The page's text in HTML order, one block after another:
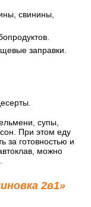
свинины,
заправки.
супы,
При этом еду
за готовностью и
можно
2в1»